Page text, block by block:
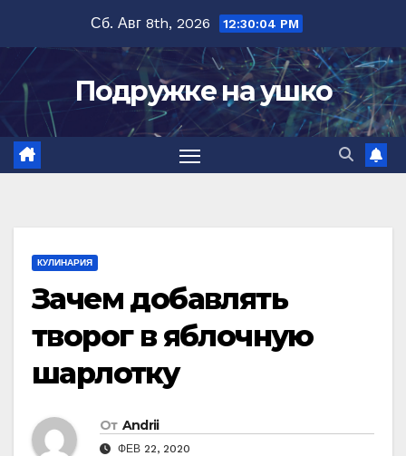
содержимому
Сб. Авг 8th, 2026 12:30:05 PM
Подружке на ушко
КУЛИНАРИЯ
Зачем добавлять
творог в яблочную
шарлотку
От Andrii
ФЕВ 22, 2020